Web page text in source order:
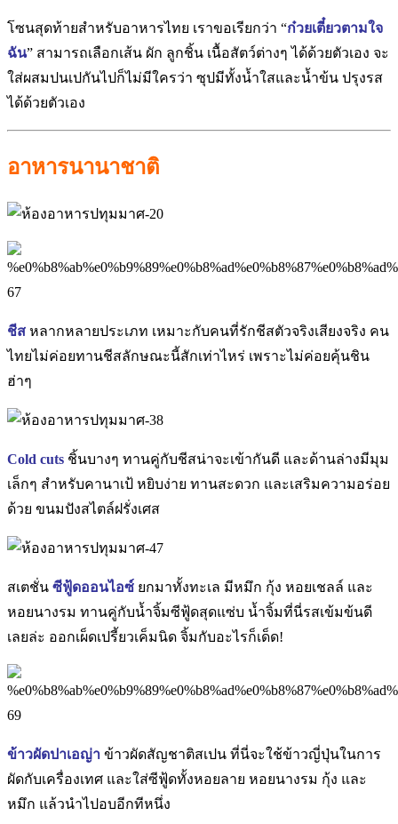
โซนสุดท้ายสำหรับอาหารไทย เราขอเรียกว่า “ก๋วยเตี๋ยวตามใจ
ฉัน” สามารถเลือกเส้น ผัก ลูกชิ้น เนื้อสัตว์ต่างๆ ได้ด้วยตัวเอง จะ
ใส่ผสมปนเปกันไปก็ไม่มีใครว่า ซุปมีทั้งน้ำใสและน้ำข้น ปรุงรส
ได้ด้วยตัวเอง
อาหารนานาชาติ
ชีส หลากหลายประเภท เหมาะกับคนที่รักชีสตัวจริงเสียงจริง คน
ไทยไม่ค่อยทานชีสลักษณะนี้สักเท่าไหร่ เพราะไม่ค่อยคุ้นชิน
ฮ่าๆ
Cold cuts ชิ้นบางๆ ทานคู่กับชีสน่าจะเข้ากันดี และด้านล่างมีมุม
เล็กๆ สำหรับคานาเป้ หยิบง่าย ทานสะดวก และเสริมความอร่อย
ด้วย ขนมปังสไตล์ฝรั่งเศส
สเตชั่น ซีฟู้ดออนไอซ์ ยกมาทั้งทะเล มีหมึก กุ้ง หอยเชลล์ และ
หอยนางรม ทานคู่กับน้ำจิ้มซีฟู้ดสุดแซ่บ น้ำจิ้มที่นี่รสเข้มข้นดี
เลยล่ะ ออกเผ็ดเปรี้ยวเค็มนิด จิ้มกับอะไรก็เด็ด!
ข้าวผัดปาเอญ่า ข้าวผัดสัญชาติสเปน ที่นี่จะใช้ข้าวญี่ปุ่นในการ
ผัดกับเครื่องเทศ และใส่ซีฟู้ดทั้งหอยลาย หอยนางรม กุ้ง และ
หมึก แล้วนำไปอบอีกทีหนึ่ง